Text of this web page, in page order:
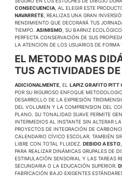
CONSECUENCIA , AL ELEGIR ESTE
NAVARRETE , REALIZAS UNA GRAN
RENDIMIENTO QUE DECORARÁ TUS
TIEMPO. ASIMISMO , SU BARNIZ
PERFECTA CONSERVACIÓN DE SUS
LA ATENCION DE LOS USUARIOS DE FORMA
EL METODO MAS
TUS ACTIVIDADES
ADICIONALMENTE , EL LAPIZ GRAFITO PITT
POR SU RIGUROSO ENFOQUE
DESARROLLO DE LA EXPRESIÓN
DEL VOLUMEN Y LA COMPRENSION DEL
PLANO. SU TONALIDAD SUAVE PERMITE
INTERMEDIOS AL INSTANTE SIN ALTERAR
PROYECTOS DE INTEGRACIÓN DE
CALENDARIO CÍVICO ESCOLAR. TAMBIÉN
LIBRE CON TOTAL FLUIDEZ. DEBIDO A ESTO
PARA REALIZAR DINÁMICAS GRUPALES DE
ESTIMULACIÓN SENSORIAL Y LAS TAREAS
SECUNDARIA O LA EDUCACIÓN SUPERIOR.
FABRICACIÓN BAJO EXIGENTES